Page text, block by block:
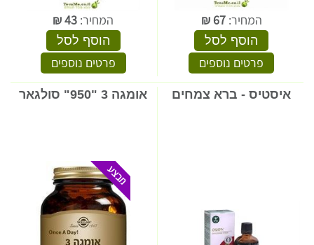
המחיר:67
₪
הוסף לסל
פרטים נוספים
המחיר: 43
₪
הוסף לסל
פרטים נוספים
איסטיס - ברא צמחים אומגה 3 "950" סולגאר